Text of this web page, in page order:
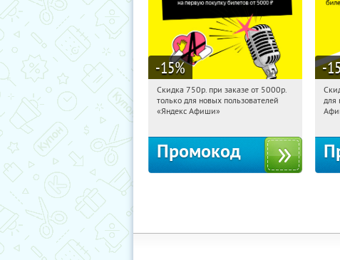
-15%
07:32:15 Получили:114
Россия
Скидка 750р. при заказе от 5000р.
только для новых пользователей
«Яндекс Афиши»
Промокод
-15
для